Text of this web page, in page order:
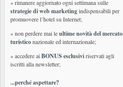
» rimanere aggiornato ogni settimana sulle
strategie di web marketingindispensabili per
promuovere l’hotel su Internet;
» non perdere mai leultime novità del mercato
turisticonazionale ed internazionale;
» accedere aiBONUS esclusiviriservati agli
iscritti alla newsletter;
...perché aspettare?